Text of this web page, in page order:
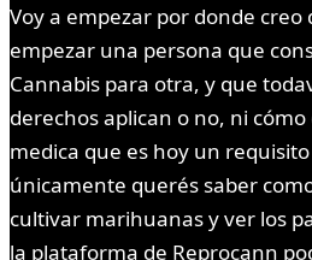
Voy a empezar por donde creo
empezar una persona que
Cannabis para otra, y que
derechos aplican o no, ni
medica que es hoy un
únicamente querés saber
cultivar marihuanas y ver los
la plataforma de Reprocann